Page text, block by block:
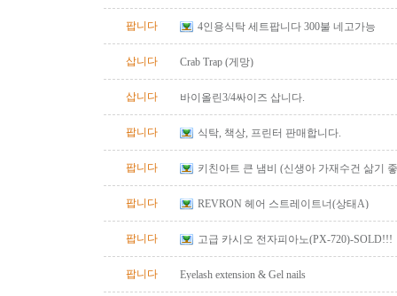
팝니다 4인용식탁 세트팝니다 300불 네고가능
삽니다 Crab Trap (게망)
삽니다 바이올린3/4싸이즈 삽니다.
팝니다 식탁, 책상, 프린터 판매합니다.
팝니다 키친아트 큰 냄비 (신생아 가재수건 삶기
팝니다 REVRON 헤어 스트레이트너(상태A)
팝니다 고급 카시오 전자피아노(PX-720)-SOLD!!!
팝니다 Eyelash extension & Gel nails